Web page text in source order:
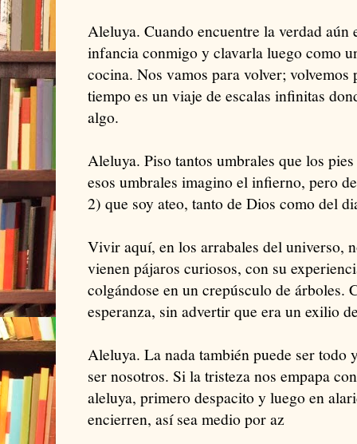
Aleluya. Cuando encuentre la verdad
infancia conmigo y clavarla luego como
cocina. Nos vamos para volver; volvemos
tiempo es un viaje de escalas infinitas
algo.
Aleluya. Piso tantos umbrales que los
esos umbrales imagino el infierno, pero
2) que soy ateo, tanto de Dios como del
Vivir aquí, en los arrabales del universo,
vienen pájaros curiosos, con su
colgándose en un crepúsculo de árboles.
esperanza, sin advertir que era un exilio
Aleluya. La nada también puede ser todo
ser nosotros. Si la tristeza nos empapa
aleluya, primero despacito y luego en
encierren, así sea medio por az